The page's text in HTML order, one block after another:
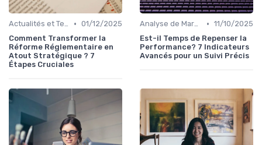
Actualités et Tendances Économiques • 01/12/2025
Comment Transformer la
Réforme Réglementaire en
Atout Stratégique ? 7
Étapes Cruciales
Analyse de Marché et Prévisions • 11/10/2025
Est-il Temps de Repenser la
Performance? 7 Indicateurs
Avancés pour un Suivi Précis